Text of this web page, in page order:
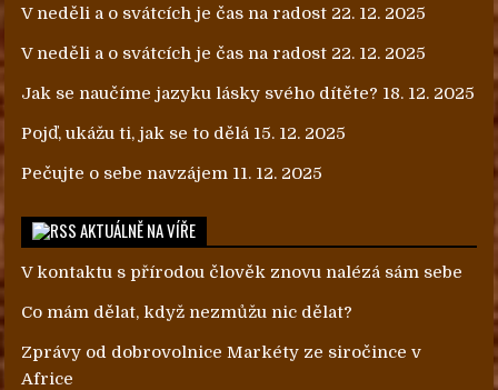
V neděli a o svátcích je čas na radost 22. 12. 2025
V neděli a o svátcích je čas na radost 22. 12. 2025
Jak se naučíme jazyku lásky svého dítěte? 18. 12. 2025
Pojď, ukážu ti, jak se to dělá 15. 12. 2025
Pečujte o sebe navzájem 11. 12. 2025
AKTUÁLNĚ NA VÍŘE
V kontaktu s přírodou člověk znovu nalézá sám sebe
Co mám dělat, když nezmůžu nic dělat?
Zprávy od dobrovolnice Markéty ze siročince v
Africe